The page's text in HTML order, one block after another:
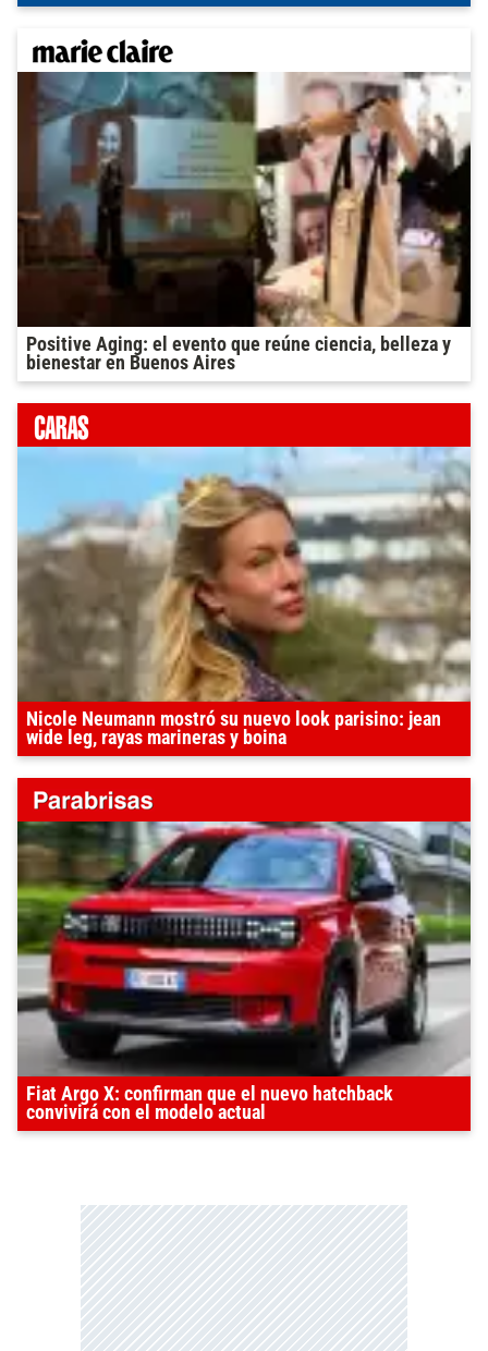
Positive Aging: el evento que reúne ciencia, belleza y
bienestar en Buenos Aires
Nicole Neumann mostró su nuevo look parisino: jean
wide leg, rayas marineras y boina
Fiat Argo X: confirman que el nuevo hatchback
convivirá con el modelo actual